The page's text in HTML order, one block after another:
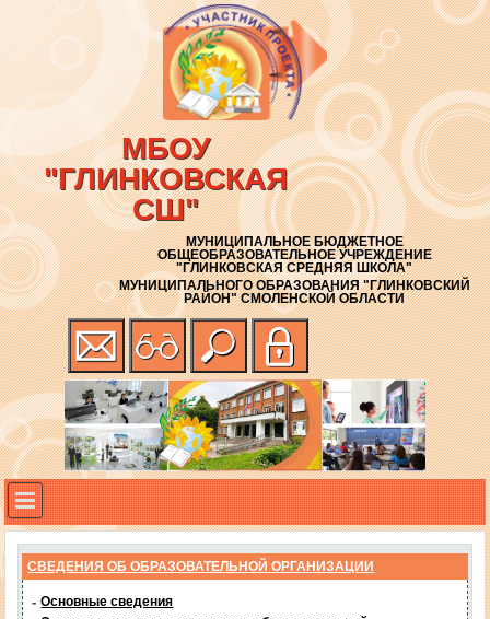
МБОУ
"ГЛИНКОВСКАЯ
СШ"
МУНИЦИПАЛЬНОЕ БЮДЖЕТНОЕ
ОБЩЕОБРАЗОВАТЕЛЬНОЕ УЧРЕЖДЕНИЕ
"ГЛИНКОВСКАЯ СРЕДНЯЯ ШКОЛА"
МУНИЦИПАЛЬНОГО ОБРАЗОВАНИЯ "ГЛИНКОВСКИЙ
РАЙОН" СМОЛЕНСКОЙ ОБЛАСТИ
СВЕДЕНИЯ ОБ ОБРАЗОВАТЕЛЬНОЙ ОРГАНИЗАЦИИ
- Основные сведения